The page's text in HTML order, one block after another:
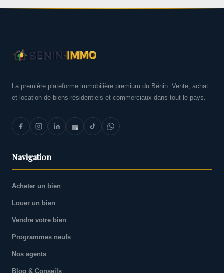
La première plateforme immobilière premium du Bénin. Vente, achat
et location de biens résidentiels et commerciaux dans tout le pays.
Navigation
Acheter un bien
Louer un bien
Vendre votre bien
Programmes neufs
Nos agents
Blog & Conseils